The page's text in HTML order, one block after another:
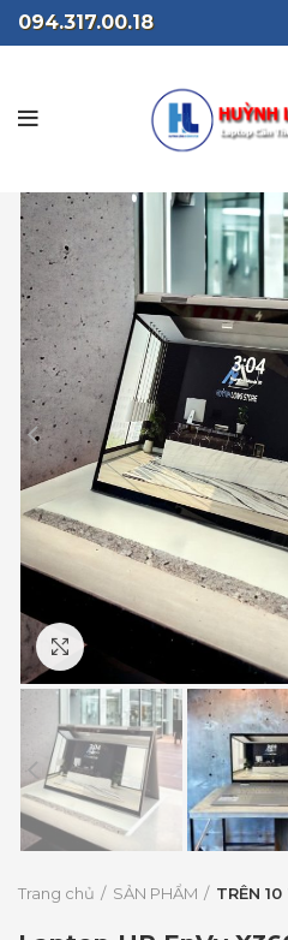
094.317.00.18
Click to enlarge
Trang chủ SẢN PHẨM TRÊN 10